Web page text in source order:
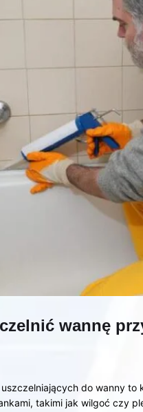
wannę
do wanny
takimi jak wilgoć czy